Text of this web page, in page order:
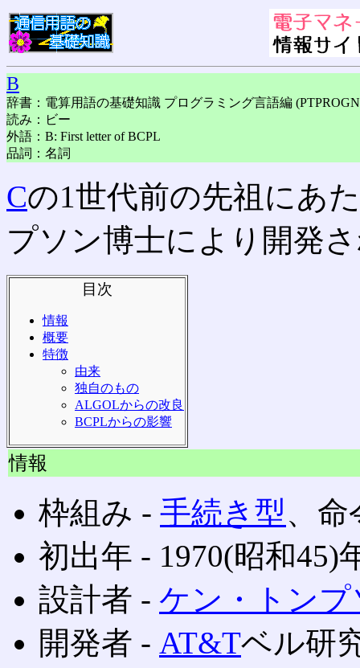
B
辞書：電算用語の基礎知識 プログラミング言語編
読み：ビー
外語：B: First letter of BCPL
品詞：名詞
Cの1世代前の先祖にあ
プソン博士により開発
目次
情報
概要
特徴
由来
独自のもの
ALGOLからの改良
BCPLからの影響
情報
枠組み ‐ 手続き型、命
初出年 ‐ 1970(昭和45)
設計者 ‐ ケン・トンプ
開発者 ‐ AT&Tベル研